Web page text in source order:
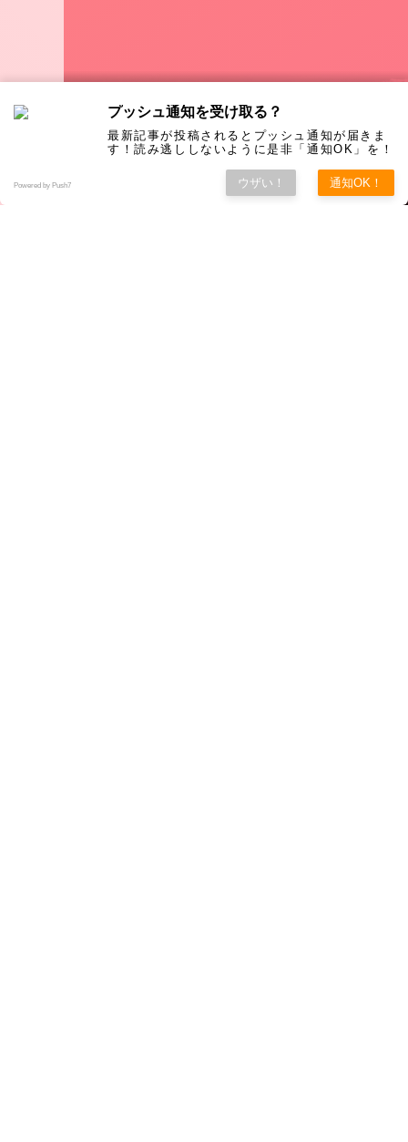
プッシュ通知を受け取る？
最新記事が投稿されるとプッシュ通知が届きま
す！読み逃ししないように是非「通知OK」を！
Powered by Push7 ウザい！ 通知OK！